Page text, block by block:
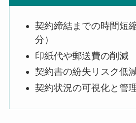
契約締結までの時間短
分）
印紙代や郵送費の削減
契約書の紛失リスク低
契約状況の可視化と管